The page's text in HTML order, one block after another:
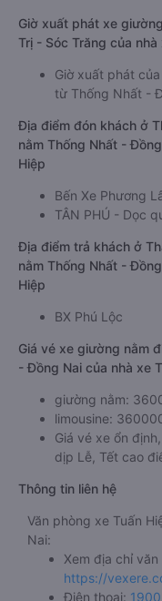
Giờ xuất phát xe
Trị - Sóc Trăng của nhà
Giờ xuất phát
từ Thống Nhất -
Địa điểm đón khách ở
nằm Thống Nhất -
Hiệp
Bến Xe Phương
TÂN PHÚ - Dọc
Địa điểm trả khách ở
nằm Thống Nhất -
Hiệp
BX Phú Lộc
Giá vé xe giường nằm
- Đồng Nai của nhà xe
giường nằm:
limousine:
Giá vé xe ổn
dịp Lễ, Tết cao
Thông tin liên hệ
Văn phòng xe Tuấn
Nai:
Xem địa chỉ
https://
Điện thoại: